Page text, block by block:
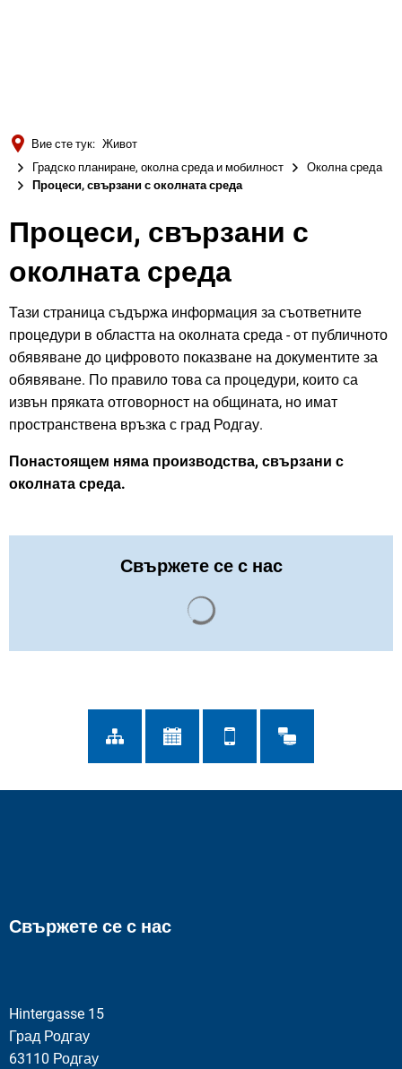
Български
Deutsch
Вие сте тук: Живот
Градско планиране, околна среда и мобилност
Околна среда
Процеси, свързани с околната среда
Процеси, свързани с
околната среда
Тази страница съдържа информация за съответните
процедури в областта на околната среда - от публичното
обявяване до цифровото показване на документите за
обявяване. По правило това са процедури, които са
извън пряката отговорност на общината, но имат
пространствена връзка с град Родгау.
Понастоящем няма производства, свързани с
околната среда.
Свържете се с нас
Свържете се с нас
Hintergasse 15
Град Родгау
63110 Родгау